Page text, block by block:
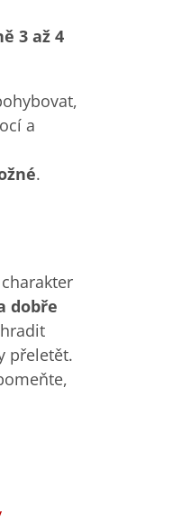
3 až 4
a
.
dobře
přeletět.